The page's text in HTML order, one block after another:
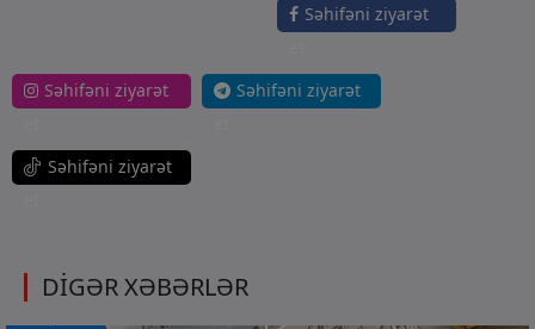
Səhifəni ziyarət
Səhifəni ziyarət
Səhifəni ziyarət
Səhifəni ziyarət
DİGƏR XƏBƏRLƏR